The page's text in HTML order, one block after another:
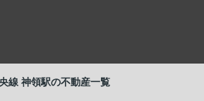
線 神領駅の不動産一覧